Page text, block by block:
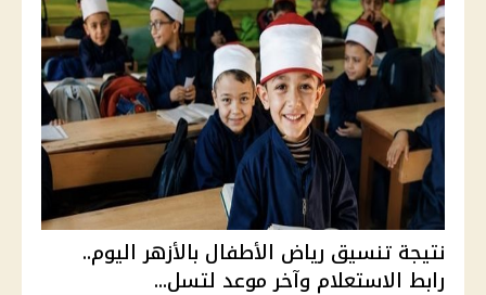
نتيجة تنسيق رياض الأطفال بالأزهر اليوم..
رابط الاستعلام وآخر موعد لتسل...